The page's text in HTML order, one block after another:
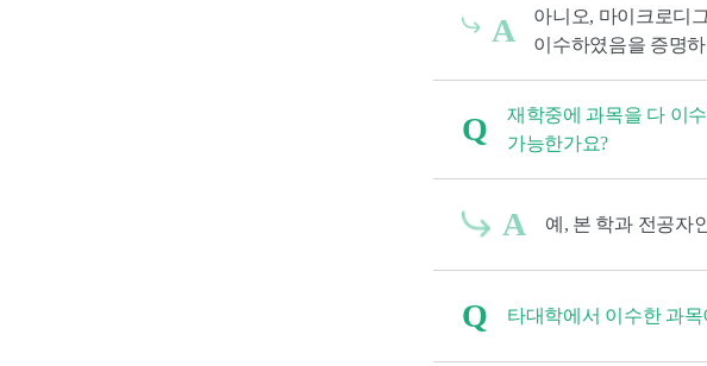
A
아니오, 마이크로디
이수하였음을 증명
Q
재학중에 과목을 다 이
가능한가요?
A 예, 본 학과 전공자
Q 타대학에서 이수한 과